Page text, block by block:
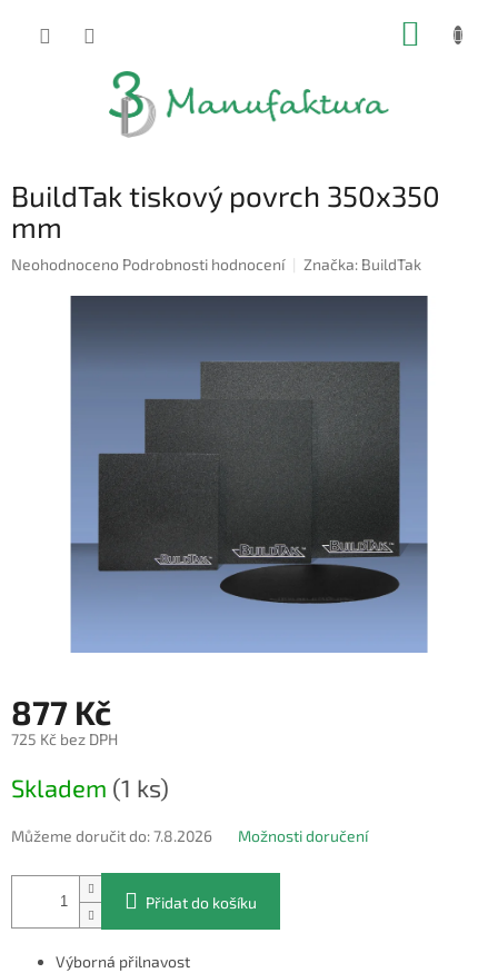
BuildTak tiskový povrch 350x350
mm
Průměrné
Neohodnoceno Podrobnosti hodnocení Značka: BuildTak
877 Kč
725 Kč bez DPH
cena:
Skladem (1 ks)
Můžeme doručit do:7.8.2026 Možnosti doručení
Přidat do košíku
Výborná přilnavost